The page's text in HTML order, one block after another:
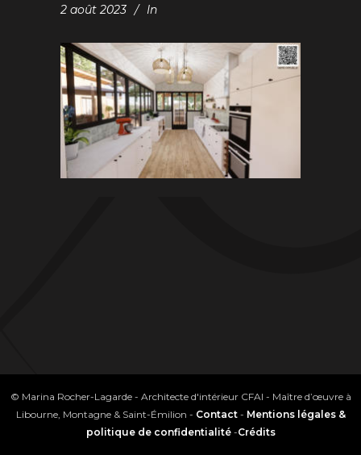
2 août 2023 In
© Marina Rocher-Lagarde - Architecte d'intérieur CFAI - Maître d’œuvre à
Libourne, Montagne & Saint-Émilion - Contact- Mentions légales &
politique de confidentialité-Crédits